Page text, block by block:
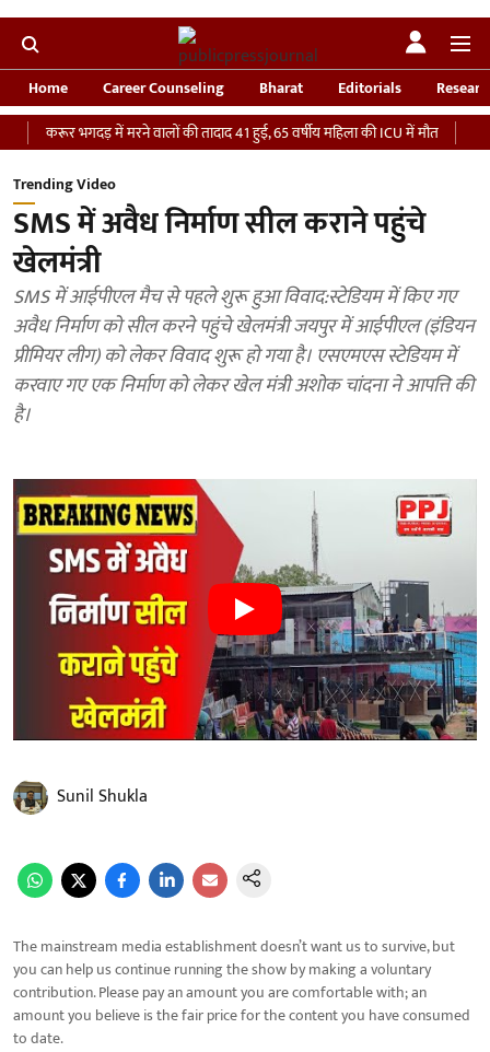
Home Career Counseling Bharat Editorials
में मरने वालों की तादाद 41 हुई, 65 वर्षीय महिला की ICU में मौत
‘भारतीय सेना को
Trending Video
SMS में अवैध निर्माण सील कराने पहुंचे
खेलमंत्री
SMS में आईपीएल मैच से पहले शुरू हुआ विवाद:स्टेडियम में किए गए
अवैध निर्माण को सील करने पहुंचे खेलमंत्री जयपुर में आईपीएल (इंडियन
प्रीमियर लीग) को लेकर विवाद शुरू हो गया है। एसएमएस स्टेडियम में
करवाए गए एक निर्माण को लेकर खेल मंत्री अशोक चांदना ने आपत्ति की
है।
Sunil Shukla
The mainstream media establishment doesn’t want us to survive, but
you can help us continue running the show by making a voluntary
contribution. Please pay an amount you are comfortable with; an
amount you believe is the fair price for the content you have consumed
to date.